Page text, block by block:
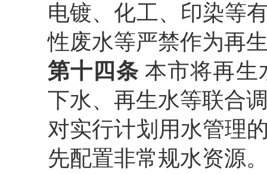
电镀、化工、印染等
性废水等严禁作为再
第十四条 本市将再生
下水、再生水等联合
对实行计划用水管理
先配置非常规水资源